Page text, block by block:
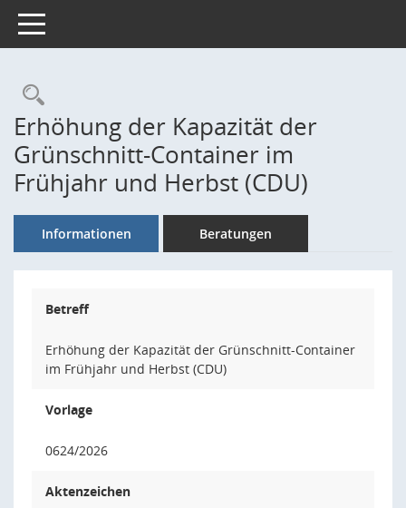
Toggle navigation
Rechercheauswahl
Erhöhung der Kapazität der
Grünschnitt-Container im
Frühjahr und Herbst (CDU)
Informationen Beratungen
Betreff
Erhöhung der Kapazität der Grünschnitt-Container
im Frühjahr und Herbst (CDU)
Vorlage
0624/2026
Aktenzeichen